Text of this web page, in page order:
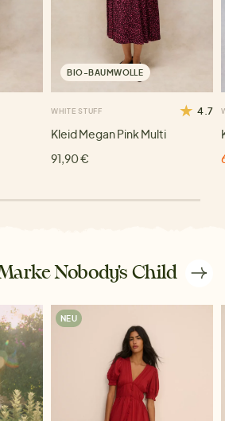
BIO-BAUMWOLLE
WHITE STUFF 4.7
Kleid Megan Pink Multi
91,90 €
Nobody's Child
NEU